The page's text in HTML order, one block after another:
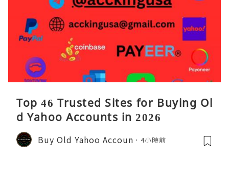
Top 46 Trusted Sites for Buying Ol
d Yahoo Accounts in 2026
Buy Old Yahoo Accoun 4小時前